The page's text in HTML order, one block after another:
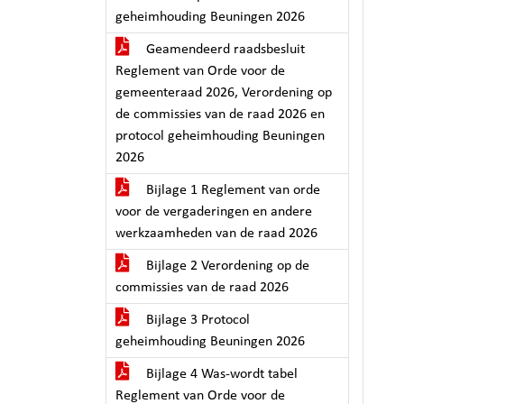
geheimhouding Beuningen 2026
Geamendeerd raadsbesluit
Reglement van Orde voor de
gemeenteraad 2026, Verordening op
de commissies van de raad 2026 en
protocol geheimhouding Beuningen
2026
Bijlage 1 Reglement van orde
voor de vergaderingen en andere
werkzaamheden van de raad 2026
Bijlage 2 Verordening op de
commissies van de raad 2026
Bijlage 3 Protocol
geheimhouding Beuningen 2026
Bijlage 4 Was-wordt tabel
Reglement van Orde voor de